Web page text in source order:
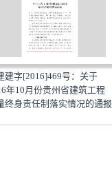
建字[2016]469号：关于
年10月份贵州省建筑工程
终身责任制落实情况的通报